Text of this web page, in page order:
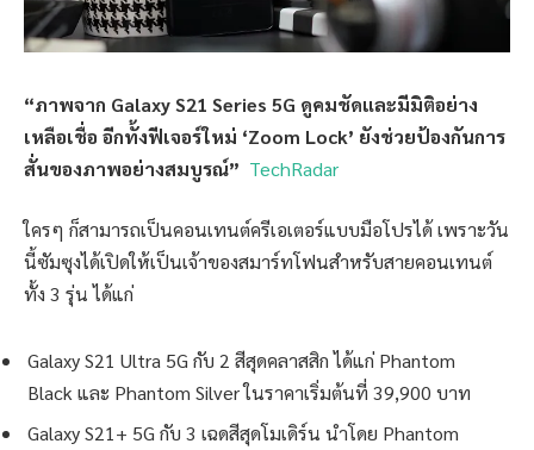
“ภาพจาก Galaxy S21 Series 5G ดูคมชัดและมีมิติอย่าง
เหลือเชื่อ อีกทั้งฟีเจอร์ใหม่ ‘Zoom Lock’ ยังช่วยป้องกันการ
สั่นของภาพอย่างสมบูรณ์” TechRadar
ใครๆ ก็สามารถเป็นคอนเทนต์ครีเอเตอร์แบบมือโปรได้ เพราะวัน
นี้ซัมซุงได้เปิดให้เป็นเจ้าของสมาร์ทโฟนสำหรับสายคอนเทนต์
ทั้ง 3 รุ่น ได้แก่
Galaxy S21 Ultra 5G กับ 2 สีสุดคลาสสิก ได้แก่ Phantom
Black และ Phantom Silver ในราคาเริ่มต้นที่ 39,900 บาท
Galaxy S21+ 5G กับ 3 เฉดสีสุดโมเดิร์น นำโดย Phantom